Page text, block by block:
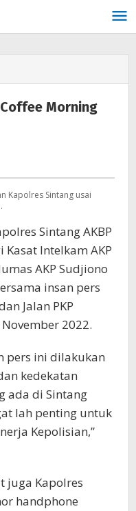
Morning
Kapolres Sintang usai
Sintang AKBP
Intelkam AKP
AKP Sudjiono
insan pers
Jalan PKP
2022.
pers ini dilakukan
kedekatan
ada di Sintang
lah penting untuk
Kepolisian,”
juga Kapolres
handphone